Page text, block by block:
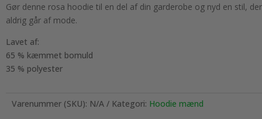
Gør denne rosa hoodie til en del af din garderobe og nyd en stil, der
aldrig går af mode.
Lavet af:
65 % kæmmet bomuld
35 % polyester
Varenummer (SKU): N/A Kategori: Hoodie mænd